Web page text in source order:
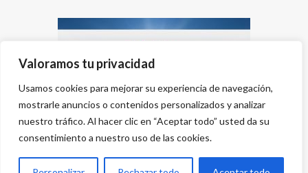
Valoramos tu privacidad
Usamos cookies para mejorar su experiencia de navegación,
mostrarle anuncios o contenidos personalizados y analizar
nuestro tráfico. Al hacer clic en “Aceptar todo” usted da su
consentimiento a nuestro uso de las cookies.